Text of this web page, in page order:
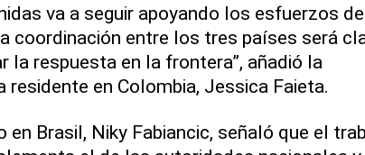
va a seguir apoyando los esfuerzos
coordinación entre los tres países será
la respuesta en la frontera”, añadió la
residente en Colombia, Jessica Faieta.
en Brasil, Niky Fabiancic, señaló que el